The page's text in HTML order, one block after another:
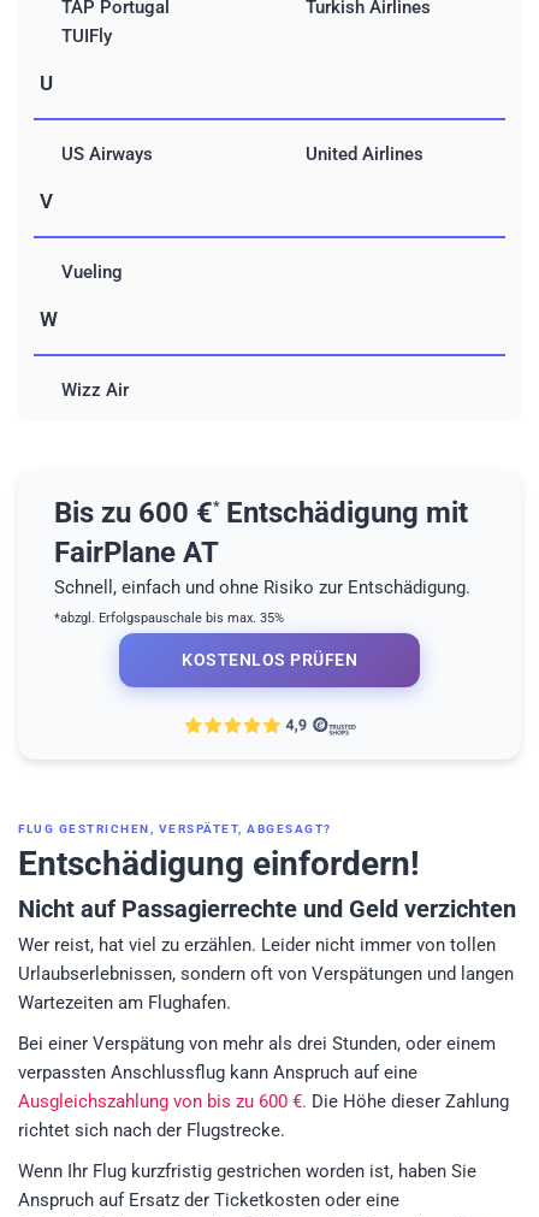
TAP Portugal
TUIFly
Turkish Airlines
U
US Airways United Airlines
V
Vueling
W
Wizz Air
Bis zu 600 €*Entschädigung mit
FairPlane AT
Schnell, einfach und ohne Risiko zur Entschädigung.
*abzgl. Erfolgspauschale bis max. 35%
KOSTENLOS PRÜFEN
FLUG GESTRICHEN, VERSPÄTET, ABGESAGT?
Entschädigung einfordern!
Nicht auf Passagierrechte und Geld verzichten
Wer reist, hat viel zu erzählen. Leider nicht immer von tollen
Urlaubserlebnissen, sondern oft von Verspätungen und langen
Wartezeiten am Flughafen.
Bei einer Verspätung von mehr als drei Stunden, oder einem
verpassten Anschlussflug kann Anspruch auf eine
Ausgleichszahlung von bis zu 600 €. Die Höhe dieser Zahlung
richtet sich nach der Flugstrecke.
Wenn Ihr Flug kurzfristig gestrichen worden ist, haben Sie
Anspruch auf Ersatz der Ticketkosten oder eine